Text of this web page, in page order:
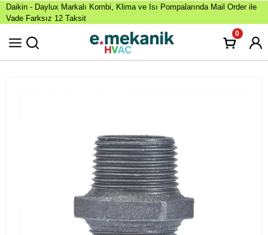
Daikin - Daylux Markalı Kombi, Klima ve Isı Pompalarında Mail Order ile
Vade Farksız 12 Taksit
0